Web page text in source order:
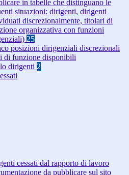
in tabelle che distinguano le
situazioni: dirigenti, dirigenti
discrezionalmente, titolari di
organizzativa con funzioni
25
posizioni dirigenziali discrezionali
di funzione disponibili
dirigenti 2
cessati dal rapporto di lavoro
da pubblicare sul sito